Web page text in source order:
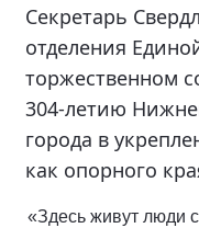
Секретарь
отделения
торжественном
304-летию
города в
как опорного
«Здесь живут люди